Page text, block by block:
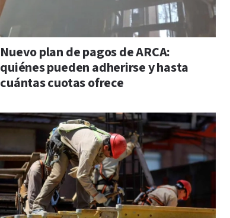
Nuevo plan de pagos de ARCA:
quiénes pueden adherirse y hasta
cuántas cuotas ofrece